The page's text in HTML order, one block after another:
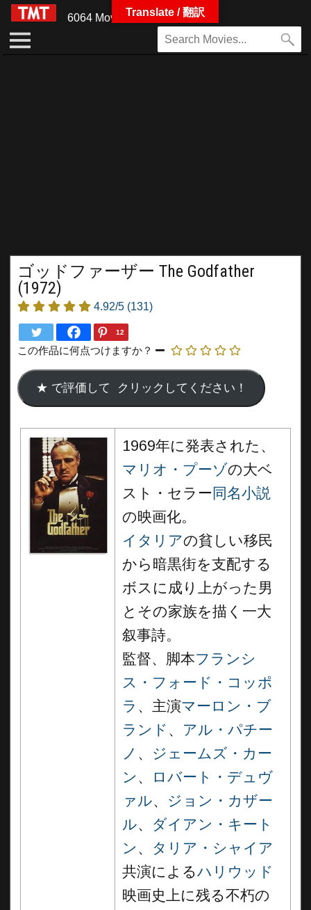
6064 Movies
ゴッドファーザー The Godfather
(1972)
4.92/5 (131)
12
この作品に何点つけますか？
1969年に発表された、
マリオ・プーゾの大ベ
スト・セラー同名小説
の映画化。
イタリアの貧しい移民
から暗黒街を支配する
ボスに成り上がった男
とその家族を描く一大
叙事詩。
監督、脚本フランシ
ス・フォード・コッポ
ラ 、主演マーロン・ブ
ランド 、 アル・パチー
ノ 、 ジェームズ・カー
ン 、
ロバート・デュヴ
ァル、 ジョン・カザー
ル、 ダイアン・キート
ン 、 タリア・シャイア
共演によるハリウッド
映画史上に残る不朽の
Translate / 翻訳